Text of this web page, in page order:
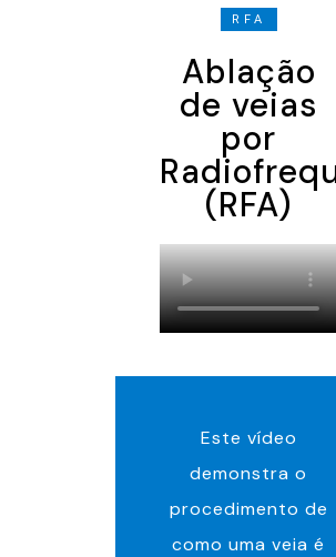
RFA
Ablação
de veias
por
(RFA)
Este vídeo
demonstra o
procedimento de
como uma veia é